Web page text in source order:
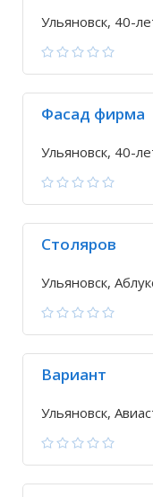
Ульяновск, 40-
Фасад фирма
Ульяновск, 40-
Столяров
Ульяновск,
Вариант
Ульяновск,